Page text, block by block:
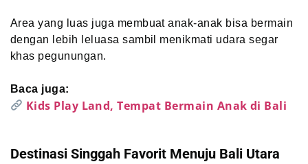
Area yang luas juga membuat anak-anak bisa bermain
dengan lebih leluasa sambil menikmati udara segar
khas pegunungan.
Baca juga:
Kids Play Land, Tempat Bermain Anak di Bali
Destinasi Singgah Favorit Menuju Bali Utara